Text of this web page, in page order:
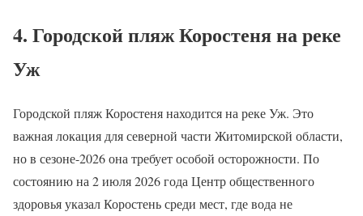
4. Городской пляж Коростеня на реке
Уж
Городской пляж Коростеня находится на реке Уж. Это
важная локация для северной части Житомирской области,
но в сезоне-2026 она требует особой осторожности. По
состоянию на 2 июля 2026 года Центр общественного
здоровья указал Коростень среди мест, где вода не